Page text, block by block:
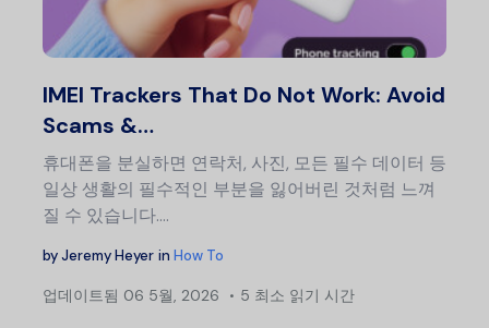
IMEI Trackers That Do Not Work: Avoid
Scams &…
휴대폰을 분실하면 연락처, 사진, 모든 필수 데이터 등
일상 생활의 필수적인 부분을 잃어버린 것처럼 느껴
질 수 있습니다....
byJeremy Heyer in How To
업데이트됨 06 5월, 2026 5 최소 읽기 시간